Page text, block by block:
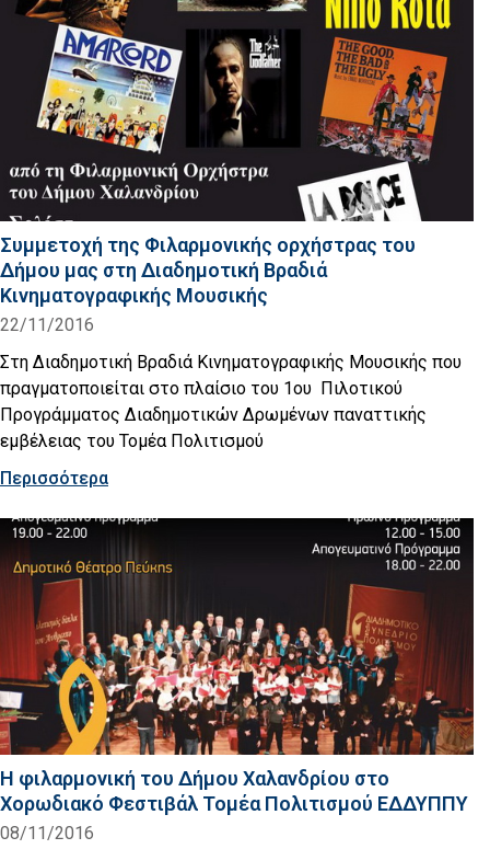
Συμμετοχή της Φιλαρμονικής ορχήστρας του
Δήμου μας στη Διαδημοτική Βραδιά
Κινηματογραφικής Μουσικής
22/11/2016
Στη Διαδημοτική Βραδιά Κινηματογραφικής Μουσικής που
πραγματοποιείται στο πλαίσιο του 1ου Πιλοτικού
Προγράμματος Διαδημοτικών Δρωμένων παναττικής
εμβέλειας του Τομέα Πολιτισμού
Περισσότερα
H φιλαρμονική του Δήμου Χαλανδρίου στο
Χορωδιακό Φεστιβάλ Τομέα Πολιτισμού ΕΔΔΥΠΠΥ
08/11/2016